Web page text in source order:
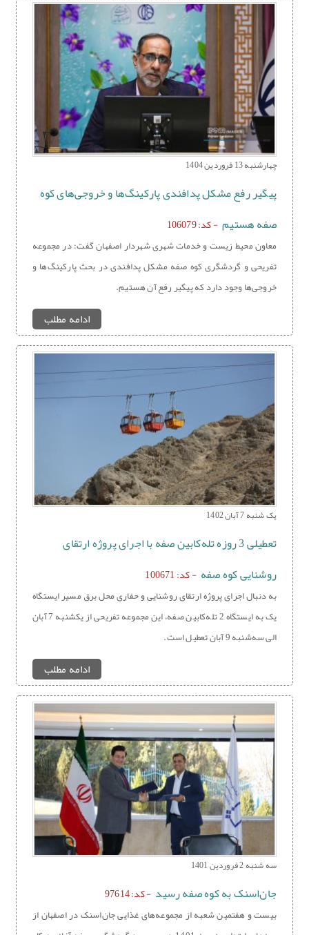
چهارشنبه 13 فروردین 1404
پیگیر رفع مشکل پدافندی پارکینگ‌ها و خروجی‌های کوه
صفه هستیم - کد: 106079
معاون محیط زیست و خدمات شهری شهردار اصفهان گفت: در مجموعه
تفریحی و گردشگری کوه صفه مشکل پدافندی در بحث پارکینگ‌ها و
خروجی‌ها وجود دارد که پیگیر رفع آن هستیم.
ادامه مطلب
یک شنبه 7 آبان 1402
تعطیلی 3 روزه تله‌کابین صفه با اجرای پروژه ارتقای
روشنایی کوه صفه - کد: 100671
به دنبال اجرای پروژه ارتقای روشنایی و حفاری محل برق مسیر ایستگاه
یک به ایستگاه 2 تله‌کابین صفه، این مجموعه تفریحی از یکشنبه 7 آبان
الی سه‌شنبه 9 آبان تعطیل است.
ادامه مطلب
سه شنبه 2 فروردین 1401
جان‌اسنک به کوه صفه رسید - کد: 97614
بیست و هفتمین شعبه از مجموعه‌های غذایی جان‌اسنک در اصفهان از